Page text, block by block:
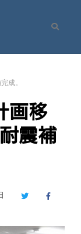
Site
成。
画移
震補
TwitterFacebook